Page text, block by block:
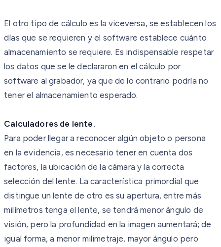
El otro tipo de cálculo es la viceversa, se establecen los
días que se requieren y el software establece cuánto
almacenamiento se requiere. Es indispensable respetar
los datos que se le declararon en el cálculo por
software al grabador, ya que de lo contrario podría no
tener el almacenamiento esperado.
Calculadores de lente.
Para poder llegar a reconocer algún objeto o persona
en la evidencia, es necesario tener en cuenta dos
factores, la ubicación de la cámara y la correcta
selección del lente. La característica primordial que
distingue un lente de otro es su apertura, entre más
milímetros tenga el lente, se tendrá menor ángulo de
visión, pero la profundidad en la imagen aumentará; de
igual forma, a menor milimetraje, mayor ángulo pero